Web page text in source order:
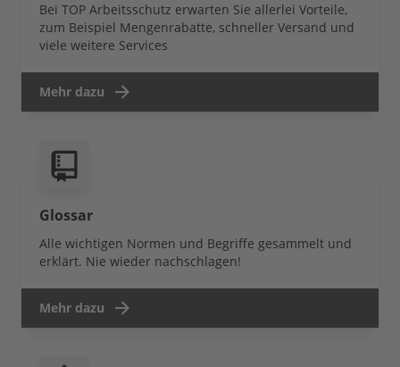
Bei TOP Arbeitsschutz erwarten Sie allerlei Vorteile,
zum Beispiel Mengenrabatte, schneller Versand und
viele weitere Services
Mehr dazu
Glossar
Alle wichtigen Normen und Begriffe gesammelt und
erklärt. Nie wieder nachschlagen!
Mehr dazu